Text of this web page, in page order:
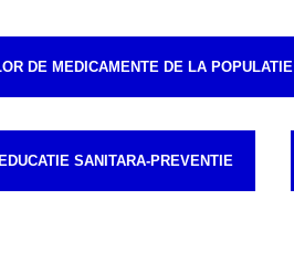
DE MEDICAMENTE DE LA POPULATIE
EDUCATIE SANITARA-PREVENTIE